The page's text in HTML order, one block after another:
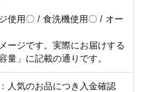
使用〇 / 食洗機使用〇 / オー
ージです。実際にお届けする
量」に記載の通りです。
人気のお品につき入金確認